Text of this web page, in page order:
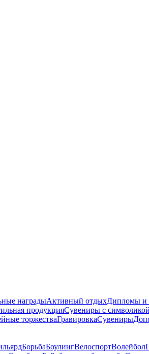
наградыАктивный отдыхДипломы и
продукцияСувениры с
торжестваГравировкаСувениры
БорьбаБоулингВелоспортВолейбол